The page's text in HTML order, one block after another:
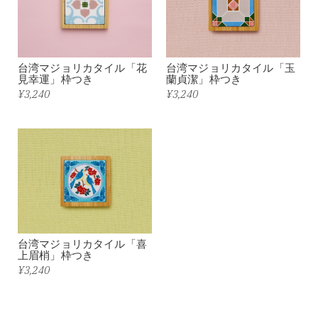
台湾マジョリカタイル「花
見幸運」枠つき
¥3,240
台湾マジョリカタイル「玉
蘭貞潔」枠つき
¥3,240
台湾マジョリカタイル「喜
上眉梢」枠つき
¥3,240